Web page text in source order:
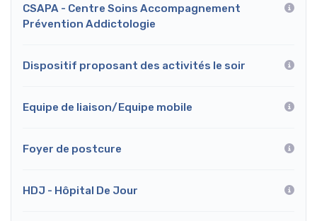
CSAPA - Centre Soins Accompagnement
Prévention Addictologie
Dispositif proposant des activités le soir
Equipe de liaison/Equipe mobile
Foyer de postcure
HDJ - Hôpital De Jour